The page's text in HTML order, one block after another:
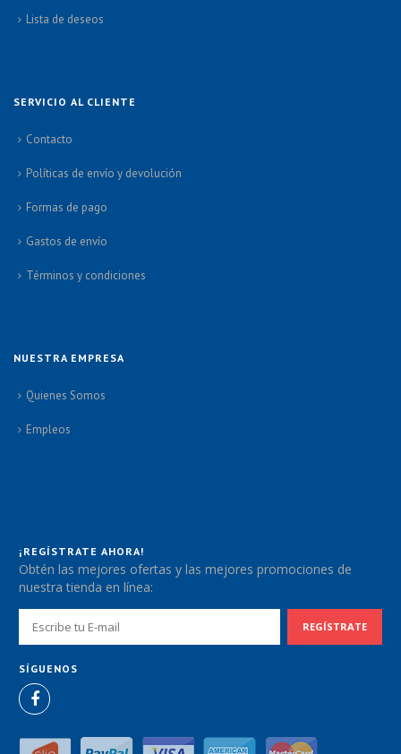
Lista de deseos
SERVICIO AL CLIENTE
Contacto
Políticas de envío y devolución
Formas de pago
Gastos de envío
Términos y condiciones
NUESTRA EMPRESA
Quienes Somos
Empleos
¡REGÍSTRATE AHORA!
Obtén las mejores ofertas y las mejores promociones de
nuestra tienda en línea:
SÍGUENOS